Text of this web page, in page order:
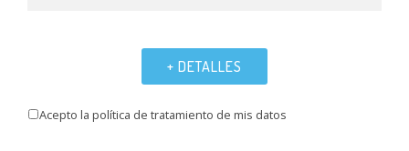
+ DETALLES
Acepto la política de tratamiento de mis datos